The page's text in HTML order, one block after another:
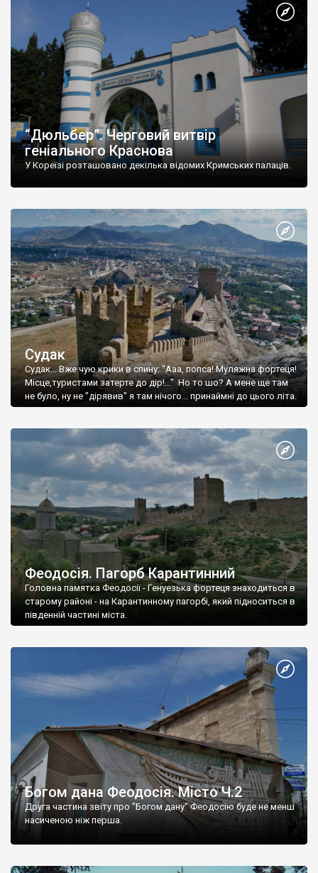
“Дюльбер”. Черговий витвір
геніального Краснова
У Кореїзі розташовано декілька відомих Кримських палаців.
Судак
Судак... Вже чую крики в спину: "Ааа, попса! Муляжна фортеця!
Місце,туристами затерте до дір!..." Но то шо? А мене ще там
не було, ну не "дірявив" я там нічого... принаймні до цього літа.
Феодосія. Пагорб Карантинний
Головна памятка Феодосії - Генуезька фортеця знаходиться в
старому районі - на Карантинному пагорбі, який підноситься в
південній частині міста.
Богом дана Феодосія. Місто Ч.2
Друга частина звіту про "Богом дану" Феодосію буде не менш
насиченою ніж перша.